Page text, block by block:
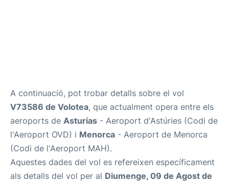
A continuació, pot trobar detalls sobre el vol
V73586 de Volotea, que actualment opera entre els
aeroports de Asturias - Aeroport d'Astúries (Codi de
l'Aeroport OVD) i Menorca - Aeroport de Menorca
(Codi de l'Aeroport MAH).
Aquestes dades del vol es refereixen específicament
als detalls del vol per al Diumenge, 09 de Agost de